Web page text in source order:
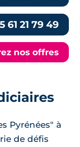
61 21 79 49
nos offres
Pyrénées" à
de défis